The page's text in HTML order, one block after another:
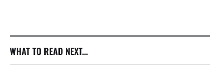
WHAT TO READ NEXT...